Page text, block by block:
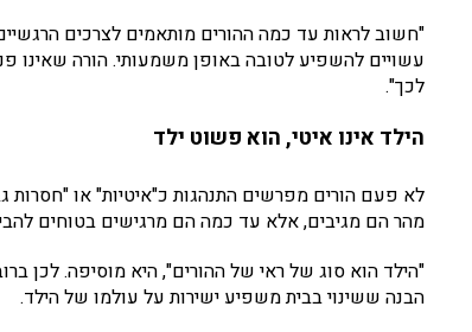
"חשוב לראות עד כמה ההורים מותאמים לצרכים
עשויים להשפיע לטובה באופן משמעותי. הורה שאינו
לכך".
הילד אינו איטי, הוא פשוט ילד
לא פעם הורים מפרשים התנהגות כ"איטיות" או
מהר הם מגיבים, אלא עד כמה הם מרגישים בטוחים
"הילד הוא סוג של ראי של ההורים", היא מוסיפה. לכן
הבנה ששינוי בבית משפיע ישירות על עולמו של הילד.